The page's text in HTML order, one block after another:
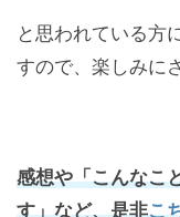
と思われている方
すので、楽しみに
感想や「こんなこ
す」など、是非こ